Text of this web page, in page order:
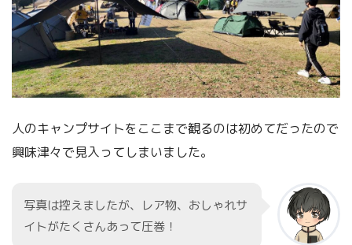
人のキャンプサイトをここまで観るのは初めてだったので
興味津々で見入ってしまいました。
写真は控えましたが、レア物、おしゃれサ
イトがたくさんあって圧巻！